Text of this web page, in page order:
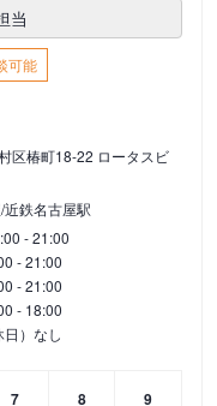
当
可能
区椿町18-22 ロータスビ
鉄名古屋駅
- 21:00
- 21:00
- 21:00
- 18:00
日）なし
7
8
9